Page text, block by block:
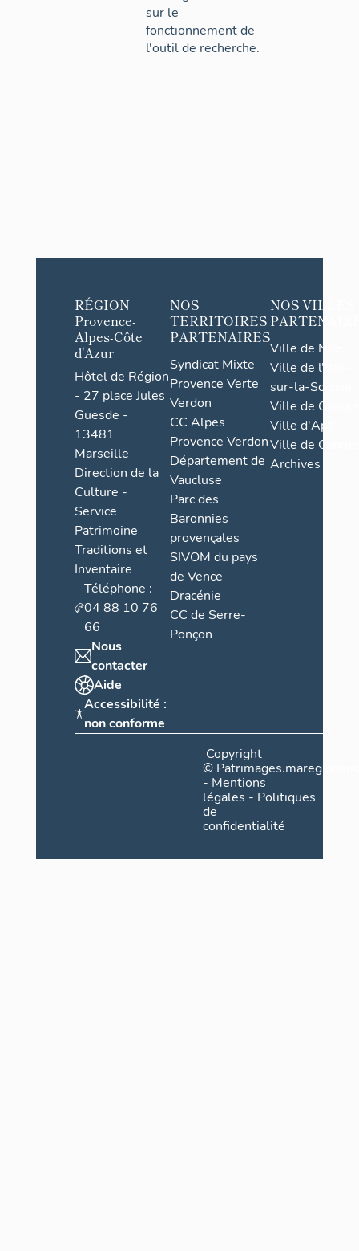
sur le
fonctionnement de
l'outil de recherche.
RÉGION
Provence-
Alpes-Côte
d'Azur
Hôtel de Région
- 27 place Jules
Guesde -
13481
Marseille
Direction de la
Culture -
Service
Patrimoine
Traditions et
Inventaire
Téléphone :
04 88 10 76
66
Nous
contacter
Aide
Accessibilité :
non conforme
NOS
TERRITOIRES
PARTENAIRES
Syndicat Mixte
Provence Verte
Verdon
CC Alpes
Provence Verdon
Département de
Vaucluse
Parc des
Baronnies
provençales
SIVOM du pays
de Vence
Dracénie
CC de Serre-
Ponçon
NOS VILLES
Ville de Nice
Ville de l'Isle-
sur-la-Sorgue
Ville de Grasse
Ville d'Apt
Ville de
Archives
Copyright
©
- Mentions
légales - Politiques
de
confidentialité